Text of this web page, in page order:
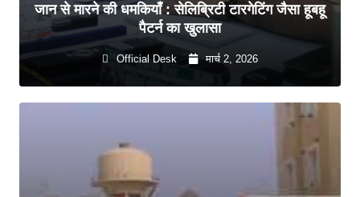
जान से मारने की धमकियाँ : सेलिब्रिटी टारगेटिंग जैसा हूबहू
पैटर्न का खुलासा
Official Desk मार्च 2, 2026